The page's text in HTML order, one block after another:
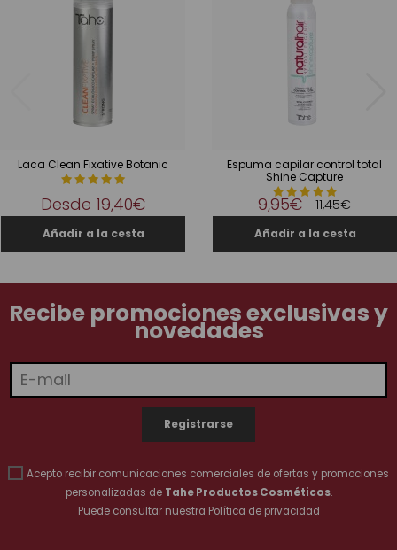
Laca Clean Fixative Botanic
Desde 19,40€
Espuma capilar control total
Shine Capture
9,95€ 11,45€
Recibe promociones exclusivas y
novedades
Acepto recibir comunicaciones comerciales de ofertas y promociones
personalizadas de Tahe Productos Cosméticos.
Puede consultar nuestra Política de privacidad